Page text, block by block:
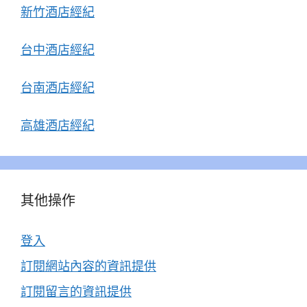
新竹酒店經紀
台中酒店經紀
台南酒店經紀
高雄酒店經紀
其他操作
登入
訂閱網站內容的資訊提供
訂閱留言的資訊提供